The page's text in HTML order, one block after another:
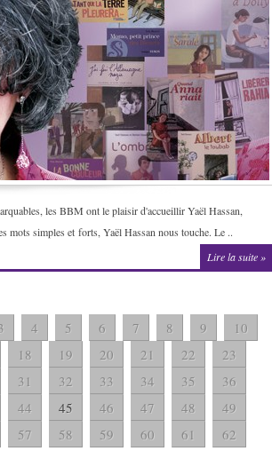
les BBM ont le plaisir d'accueillir Yaël Hassan,
mots simples et forts, Yaël Hassan nous touche. Le ..
Lire la suite »
4 5 6 7 8 9
10
18 19 20 21 22
23
31 32 33 34 35
36
44 45 46 47 48
49
57 58 59 60 61
62